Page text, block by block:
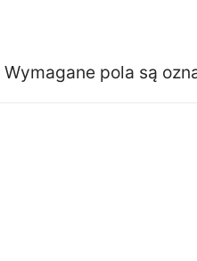
Wymagane pola są